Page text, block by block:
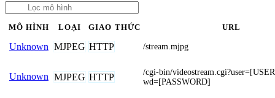
MÔ HÌNH LOẠI GIAO THỨC URL
Unknown MJPEG HTTP /stream.mjpg
Unknown MJPEG HTTP
/cgi-bin/
wd=[PASSWORD]